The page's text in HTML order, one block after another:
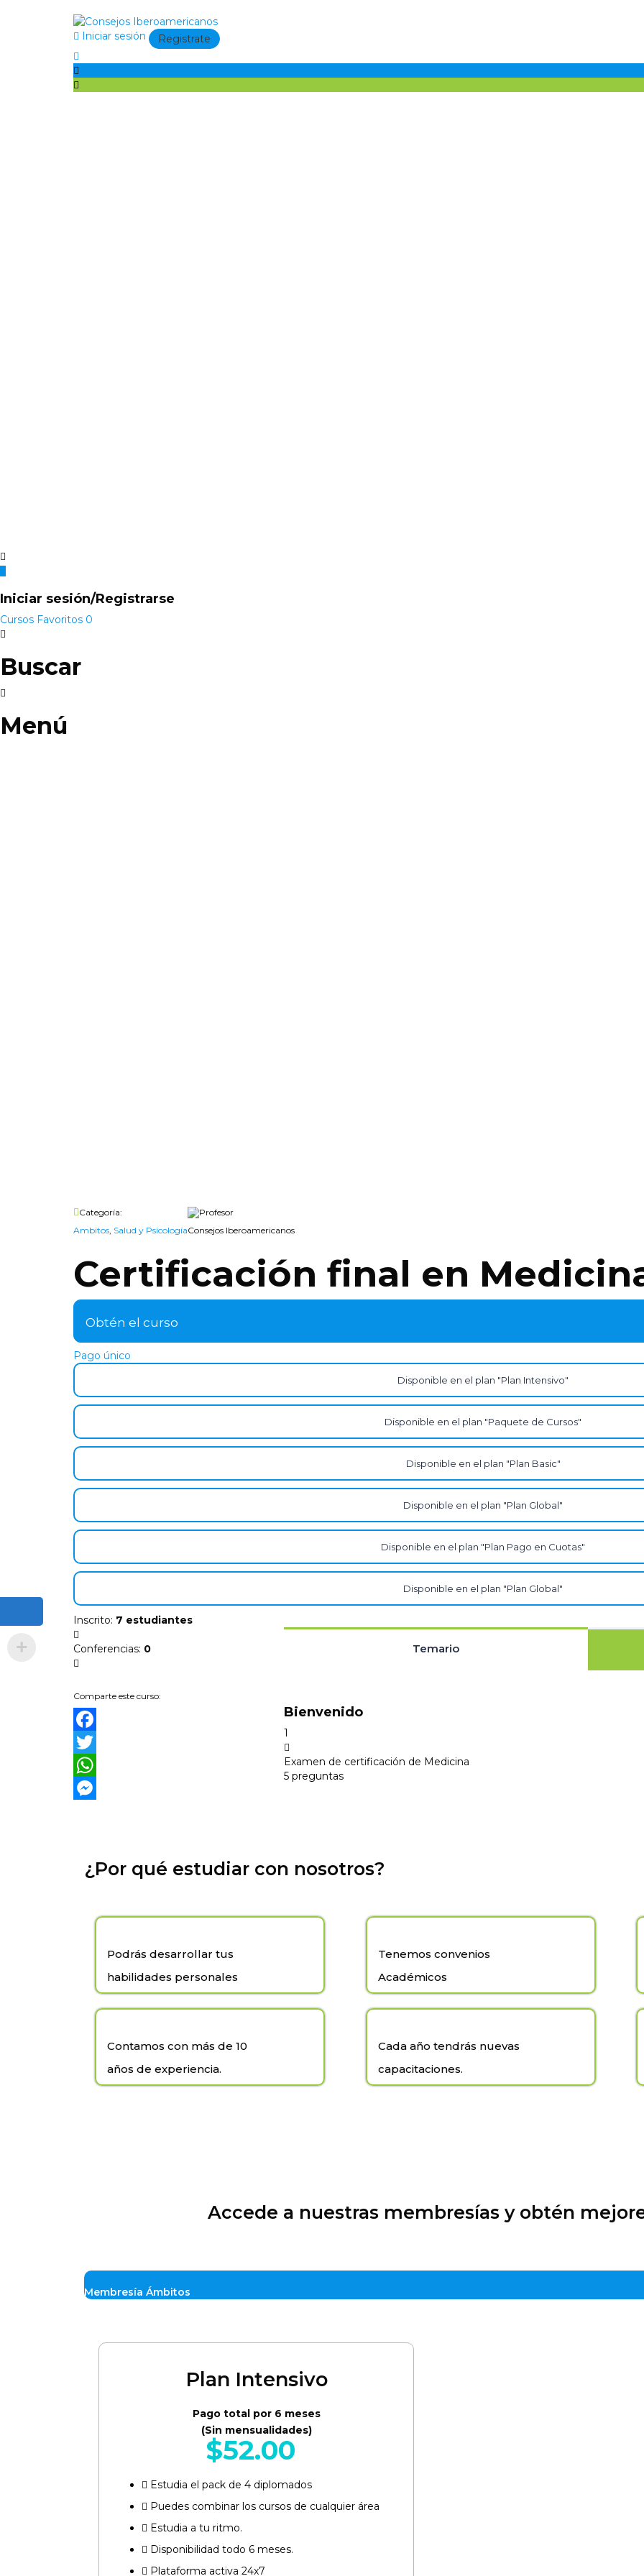
Iniciar sesión Registrate
Iniciar sesión/Registrarse
Cursos Favoritos 0
Buscar
Menú
Categoría:
Ambitos, Salud y Psicología
Profesor
Consejos Iberoamericanos
Certificación final en
Obtén el curso
Pago único
Disponible en el plan "Plan Intensivo"
Disponible en el plan "Paquete de Cursos"
Disponible en el plan "Plan Basic"
Disponible en el plan "Plan Global"
Disponible en el plan "Plan Pago en Cuotas"
Disponible en el plan "Plan Global"
Inscrito: 7 estudiantes
Conferencias: 0
Comparte este curso:
Facebook
Twitter
WhatsApp
Temario
Bienvenido
1
Examen de certificación de Medicina
5 preguntas
¿Por qué estudiar con nosotros?
Podrás desarrollar tus
habilidades personales
Tenemos convenios
Académicos
Contamos con más de 10
años de experiencia.
Cada año tendrás nuevas
capacitaciones.
Accede a nuestras membresías y obtén
Membresía Ámbitos
Plan Intensivo
Pago total por 6 meses
(Sin mensualidades)
$52.00
Estudia el pack de 4 diplomados
Puedes combinar los cursos de cualquier área​
Estudia a tu ritmo.
Disponibilidad todo 6 meses.
Plataforma activa 24x7